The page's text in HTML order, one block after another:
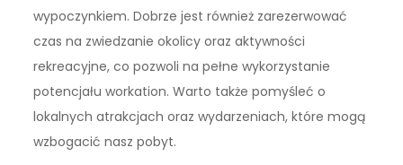
wypoczynkiem. Dobrze jest również zarezerwować
czas na zwiedzanie okolicy oraz aktywności
rekreacyjne, co pozwoli na pełne wykorzystanie
potencjału workation. Warto także pomyśleć o
lokalnych atrakcjach oraz wydarzeniach, które mogą
wzbogacić nasz pobyt.